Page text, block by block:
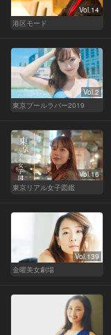
Vol.14
港区モード
Vol.2
東京プールラバー2019
Vol.16
東京リアル女子図鑑
Vol.139
金曜美女劇場